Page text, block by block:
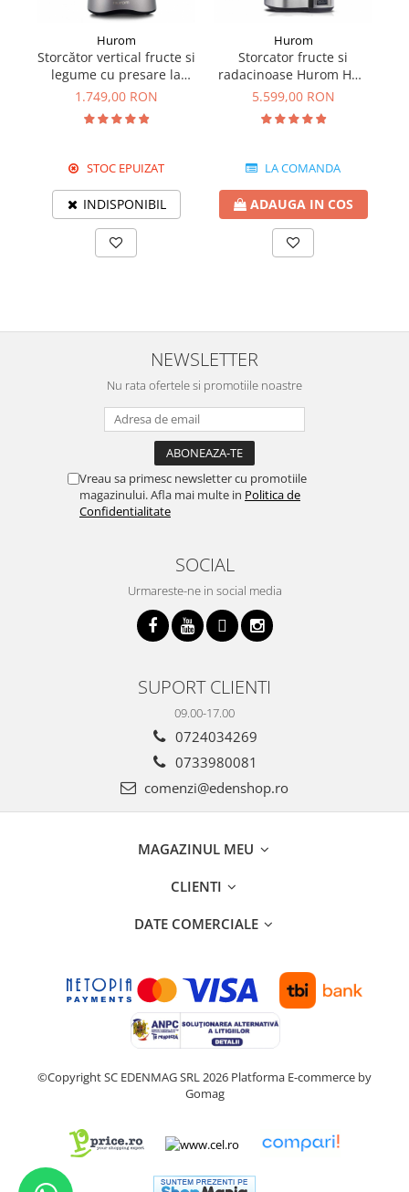
Hurom
Storcător vertical fructe si
legume cu presare la
rece Hurom HA Alpha
1.749,00 RON
STOC EPUIZAT
INDISPONIBIL
Hurom
Storcator fructe si
radacinoase Hurom HW-
SBE18 Comercial
5.599,00 RON
LA COMANDA
ADAUGA IN COS
NEWSLETTER
Nu rata ofertele si promotiile noastre
Vreau sa primesc newsletter cu promotiile
magazinului. Afla mai multe in Politica de
Confidentialitate
SOCIAL
Urmareste-ne in social media
SUPORT CLIENTI
09.00-17.00
0724034269
0733980081
comenzi@edenshop.ro
MAGAZINUL MEU
CLIENTI
DATE COMERCIALE
©Copyright SC EDENMAG SRL 2026 Platforma E-commerce by
Gomag